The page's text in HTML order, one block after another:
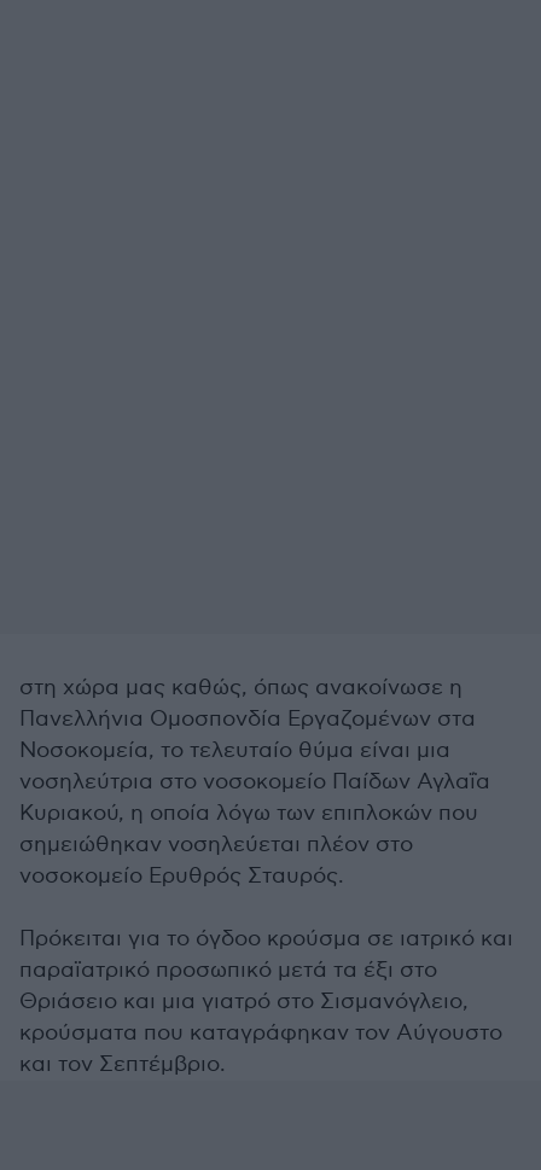
στη χώρα μας καθώς, όπως ανακοίνωσε η
Πανελλήνια Ομοσπονδία Εργαζομένων στα
Νοσοκομεία, το τελευταίο θύμα είναι μια
νοσηλεύτρια στο νοσοκομείο Παίδων Αγλαΐα
Κυριακού, η οποία λόγω των επιπλοκών που
σημειώθηκαν νοσηλεύεται πλέον στο
νοσοκομείο Ερυθρός Σταυρός.
Πρόκειται για το όγδοο κρούσμα σε ιατρικό και
παραϊατρικό προσωπικό μετά τα έξι στο
Θριάσειο και μια γιατρό στο Σισμανόγλειο,
κρούσματα που καταγράφηκαν τον Αύγουστο
και τον Σεπτέμβριο.